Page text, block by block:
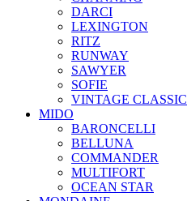
DARCI
LEXINGTON
RITZ
RUNWAY
SAWYER
SOFIE
VINTAGE CLASSIC
MIDO
BARONCELLI
BELLUNA
COMMANDER
MULTIFORT
OCEAN STAR